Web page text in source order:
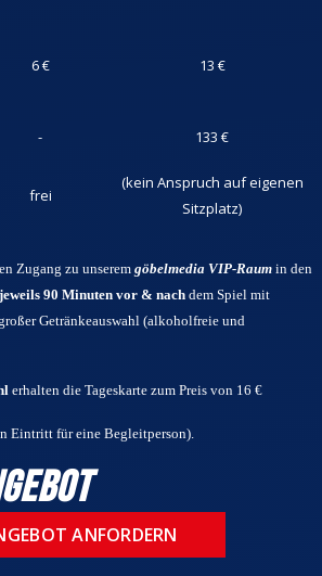
6 € 13 €
- 133 €
frei
(kein Anspruch auf eigenen
Sitzplatz)
Zugang zu unserem göbelmedia VIP-Raum in den
jeweils 90 Minuten vor & nach dem Spiel mit
Getränkeauswahl (alkoholfreie und
erhalten die Tageskarte zum Preis von 16 €
Eintritt für eine Begleitperson).
ANFORDERN